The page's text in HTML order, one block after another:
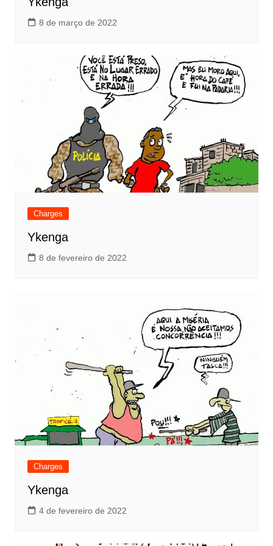
8 de março de 2022
Charges
Ykenga
8 de fevereiro de 2022
Charges
Ykenga
4 de fevereiro de 2022